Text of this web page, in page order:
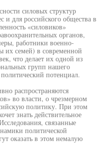
силовых структур
и для российского общества в
«силовиков»
органов,
работники военно-
их семей) в современной
что делает их одной из
групп нашего
потенциал.
распространяются
во власти, о чрезмерном
политику. При этом
знать действительное
связанные
политической
оказать в этом немалую